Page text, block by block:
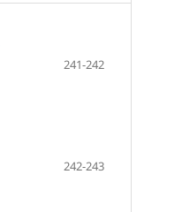
241-242
242-243